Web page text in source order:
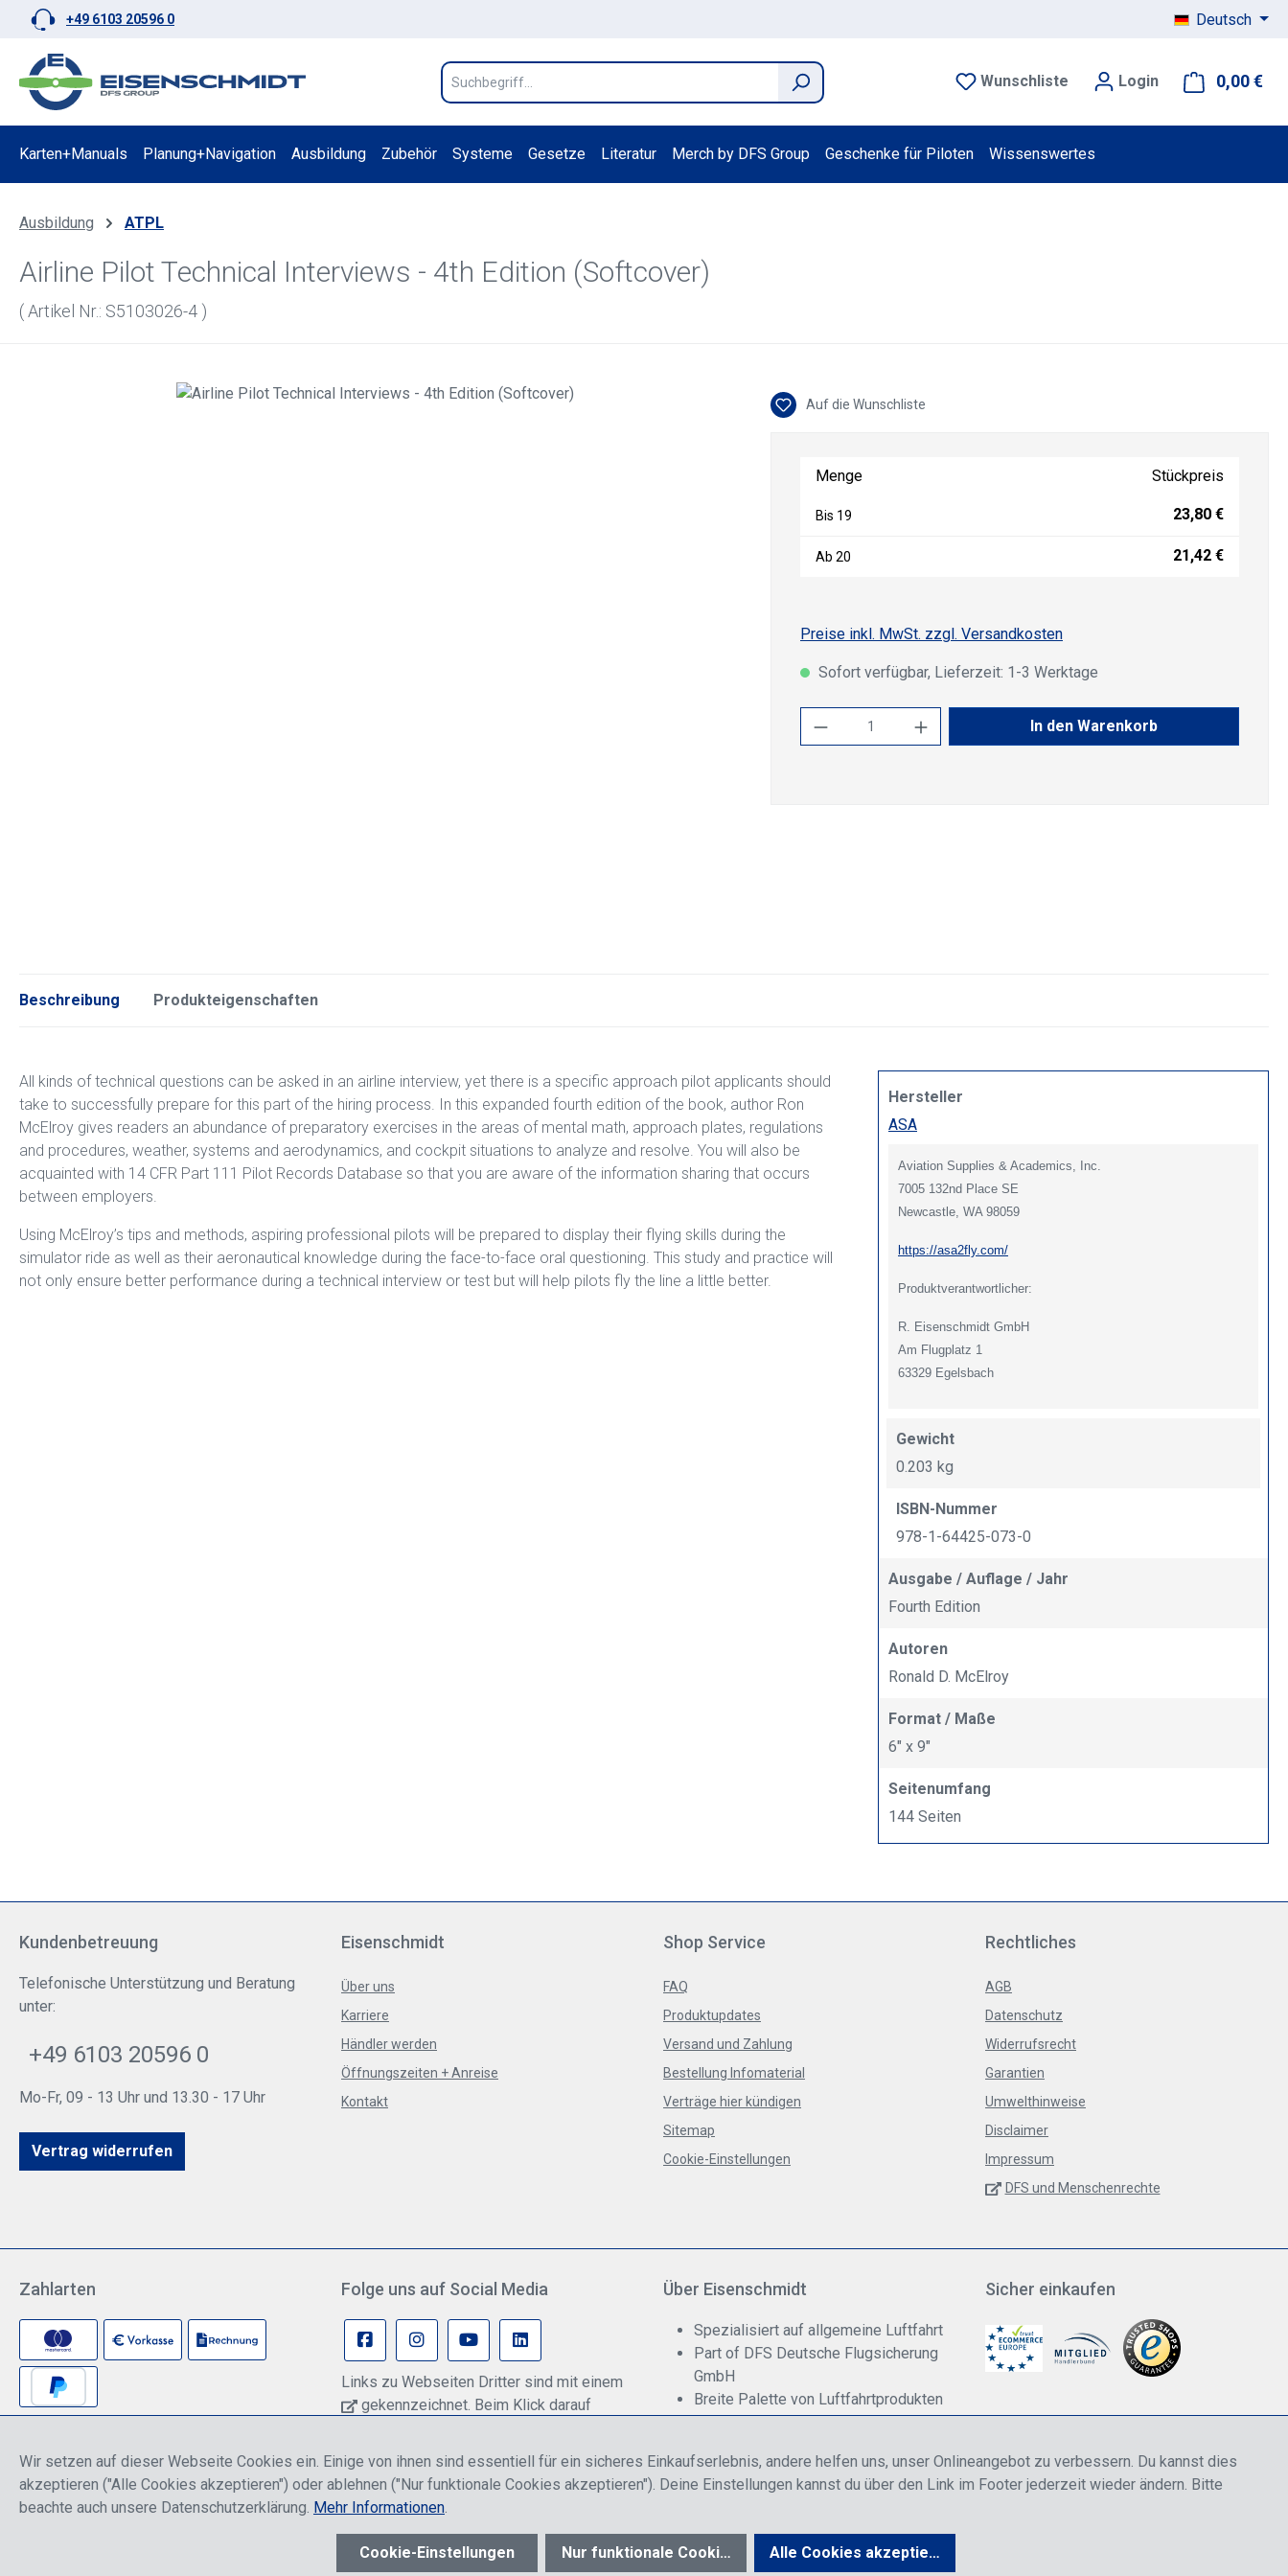
Hauptinhalt springen
Zur Suche springen
Zur Hauptnavigation springen
+49 6103 20596 0 Deutsch
Wunschliste Login 0,00 €
Karten+Manuals Planung+Navigation Ausbildung Zubehör Systeme Gesetze Literatur Merch by DFS Group Geschenke für Piloten Wissenswertes
Ausbildung ATPL
Airline Pilot Technical Interviews - 4th Edition (Softcover)
( Artikel Nr.: S5103026-4 )
Bildergalerie überspringen
Auf die Wunschliste
Menge Stückpreis
Bis 19 23,80 €
Ab 20 21,42 €
Preise inkl. MwSt. zzgl. Versandkosten
Sofort verfügbar, Lieferzeit: 1-3 Werktage
Produkt Anzahl: Gib den gewünschten Wert
In den Warenkorb
Beschreibung Produkteigenschaften
All kinds of technical questions can be asked in an airline interview, yet there is a specific approach pilot applicants should
take to successfully prepare for this part of the hiring process. In this expanded fourth edition of the book, author Ron
McElroy gives readers an abundance of preparatory exercises in the areas of mental math, approach plates, regulations
and procedures, weather, systems and aerodynamics, and cockpit situations to analyze and resolve. You will also be
acquainted with 14 CFR Part 111 Pilot Records Database so that you are aware of the information sharing that occurs
between employers.
Using McElroy’s tips and methods, aspiring professional pilots will be prepared to display their flying skills during the
simulator ride as well as their aeronautical knowledge during the face-to-face oral questioning. This study and practice will
not only ensure better performance during a technical interview or test but will help pilots fly the line a little better.
Hersteller
ASA
Aviation Supplies & Academics, Inc.
7005 132nd Place SE
Newcastle, WA 98059
https://asa2fly.com/
Produktverantwortlicher:
R. Eisenschmidt GmbH
Am Flugplatz 1
63329 Egelsbach
Gewicht
0.203 kg
ISBN-Nummer
978-1-64425-073-0
Ausgabe / Auflage / Jahr
Fourth Edition
Autoren
Ronald D. McElroy
Format / Maße
6" x 9"
Seitenumfang
144 Seiten
Kundenbetreuung
Telefonische Unterstützung und Beratung
unter:
+49 6103 20596 0
Mo-Fr, 09 - 13 Uhr und 13.30 - 17 Uhr
Vertrag widerrufen
Eisenschmidt
Über uns
Karriere
Händler werden
Öffnungszeiten + Anreise
Kontakt
Shop Service
FAQ
Produktupdates
Versand und Zahlung
Bestellung Infomaterial
Verträge hier kündigen
Sitemap
Cookie-Einstellungen
Rechtliches
AGB
Datenschutz
Widerrufsrecht
Garantien
Umwelthinweise
Disclaimer
Impressum
DFS und Menschenrechte
Zahlarten Folge uns auf Social Media
Links zu Webseiten Dritter sind mit einem
gekennzeichnet. Beim Klick darauf
Anbieter übermittelt werden. Weitere
Informationen dazu gibt es in unserer
Datenschutzerklärung.
Über Eisenschmidt
Spezialisiert auf allgemeine Luftfahrt
Part of DFS Deutsche Flugsicherung
GmbH
Breite Palette von Luftfahrtprodukten
Sicher einkaufen
* Alle Preise sind einschließlich der Rabatte, die je nach Login, entweder für Endkunden oder Händler gelten und inklusive gesetzl. Mehrwertsteuer zzgl.
© 2026 R. Eisenschmidt GmbH
Wir setzen auf dieser Webseite Cookies ein. Einige von ihnen sind essentiell für ein sicheres Einkaufserlebnis, andere helfen uns, unser Onlineangebot zu verbessern. Du kannst dies
akzeptieren ("Alle Cookies akzeptieren") oder ablehnen ("Nur funktionale Cookies akzeptieren"). Deine Einstellungen kannst du über den Link im Footer jederzeit wieder ändern. Bitte
beachte auch unsere Datenschutzerklärung. Mehr Informationen.
Cookie-Einstellungen Nur funktionale Cookies akzeptierenAlle Cookies akzeptieren